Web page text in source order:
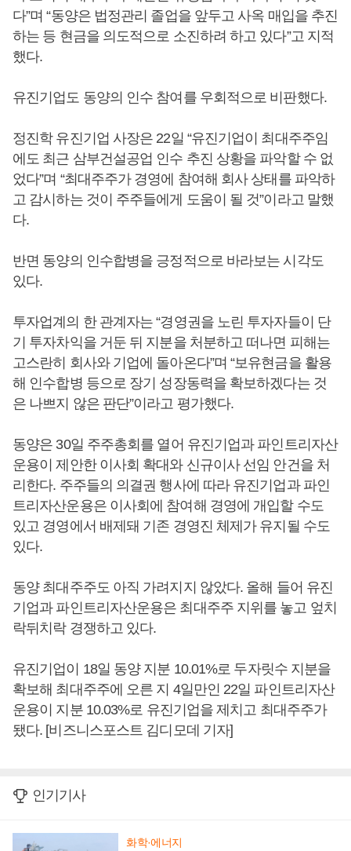
다”며 “동양은 법정관리 졸업을 앞두고 사옥 매입을 추진
하는 등 현금을 의도적으로 소진하려 하고 있다”고 지적
했다.
유진기업도 동양의 인수 참여를 우회적으로 비판했다.
정진학 유진기업 사장은 22일 “유진기업이 최대주주임
에도 최근 삼부건설공업 인수 추진 상황을 파악할 수 없
었다”며 “최대주주가 경영에 참여해 회사 상태를 파악하
고 감시하는 것이 주주들에게 도움이 될 것”이라고 말했
다.
반면 동양의 인수합병을 긍정적으로 바라보는 시각도
있다.
투자업계의 한 관계자는 “경영권을 노린 투자자들이 단
기 투자차익을 거둔 뒤 지분을 처분하고 떠나면 피해는
고스란히 회사와 기업에 돌아온다”며 “보유현금을 활용
해 인수합병 등으로 장기 성장동력을 확보하겠다는 것
은 나쁘지 않은 판단”이라고 평가했다.
동양은 30일 주주총회를 열어 유진기업과 파인트리자산
운용이 제안한 이사회 확대와 신규이사 선임 안건을 처
리한다. 주주들의 의결권 행사에 따라 유진기업과 파인
트리자산운용은 이사회에 참여해 경영에 개입할 수도
있고 경영에서 배제돼 기존 경영진 체제가 유지될 수도
있다.
동양 최대주주도 아직 가려지지 않았다. 올해 들어 유진
기업과 파인트리자산운용은 최대주주 지위를 놓고 엎치
락뒤치락 경쟁하고 있다.
유진기업이 18일 동양 지분 10.01%로 두자릿수 지분을
확보해 최대주주에 오른 지 4일만인 22일 파인트리자산
운용이 지분 10.03%로 유진기업을 제치고 최대주주가
됐다. [비즈니스포스트 김디모데 기자]
인기기사
화학·에너지